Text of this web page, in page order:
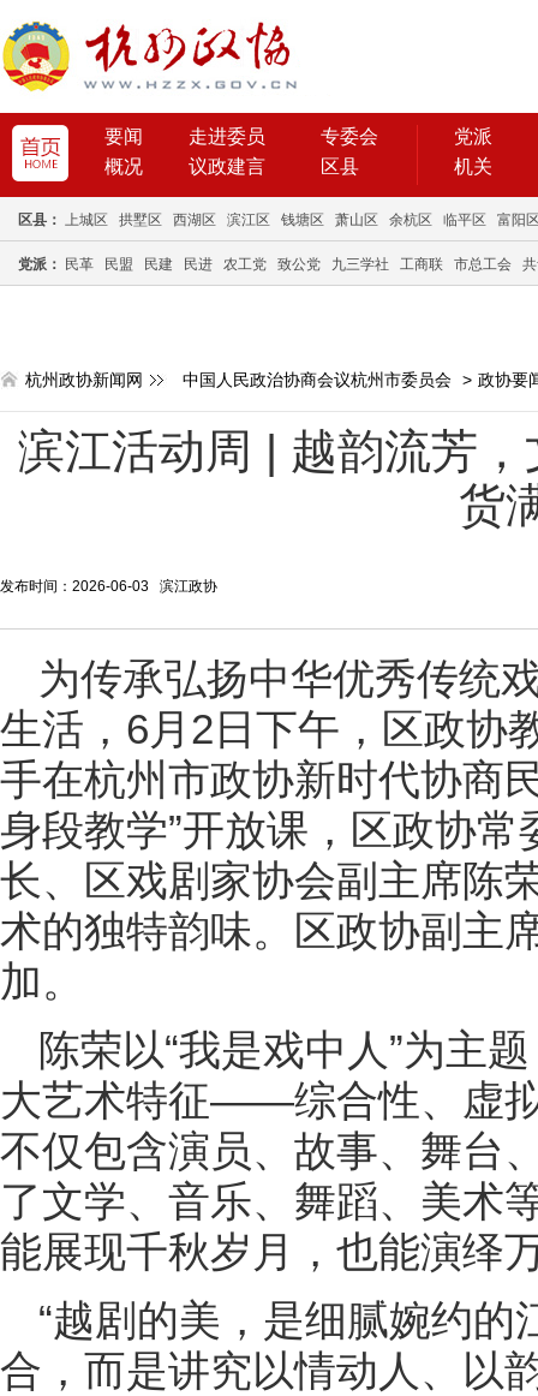
要闻 走进委员
专委会
概况
议政建言 区县
党派
机关
区县： 上城区 拱墅区 西湖区 滨江区 钱塘区 萧山区 余杭区 临平区 富阳
党派： 民革 民盟 民建 民进 农工党 致公党 九三学社 工商联 市总工会
杭州政协新闻网 中国人民政治协商会议杭州市委员会 > 政协要
滨江活动周 | 越韵流芳
货
发布时间：2026-06-03 滨江政协
为传承弘扬中华优秀传统
生活，6月2日下午，区政协
手在杭州市政协新时代协商
身段教学”开放课，区政协
长、区戏剧家协会副主席陈
术的独特韵味。区政协副主
加。
陈荣以“我是戏中人”为主
大艺术特征——综合性、虚
不仅包含演员、故事、舞台
了文学、音乐、舞蹈、美术
能展现千秋岁月，也能演绎
“越剧的美，是细腻婉约
合，而是讲究以情动人、以